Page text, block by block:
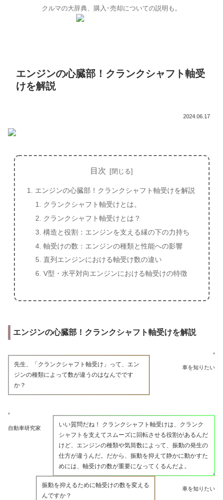
クルマの大辞典、購入･売却についての説明も。
エンジンの心臓部！クランクシャフト軸受
けを解説
2024.06.17
目次
エンジンの心臓部！クランクシャフト軸受けを解説
クランクシャフト軸受けとは。
クランクシャフト軸受けとは？
構造と役割：エンジンを支える縁の下の力持ち
軸受けの数：エンジンの種類と性能への影響
直列エンジンにおける軸受け数の違い
V型・水平対向エンジンにおける軸受けの特徴
エンジンの心臓部！クランクシャフト軸受けを解説
車を知りたい
先生、「クランクシャフト軸受け」って、エン
ジンの種類によって数が違うのはなんでです
か？
自動車研究家
いい質問だね！ クランクシャフト軸受けは、クランク
シャフトを支えてスムーズに回転させる役割があるんだ
けど、エンジンの種類や気筒数によって、振動の発生の
仕方が違うんだ。だから、振動を抑えて静かに動かすた
めには、軸受けの数が重要になってくるんだよ。
車を知りたい
振動を抑えるために軸受けの数を変える
んですか？